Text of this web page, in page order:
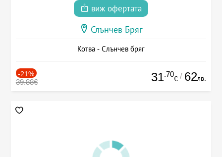
виж офертата
Слънчев Бряг
Котва - Слънчев бряг
-21%
39.88€ 31.70
€ / 62лв.